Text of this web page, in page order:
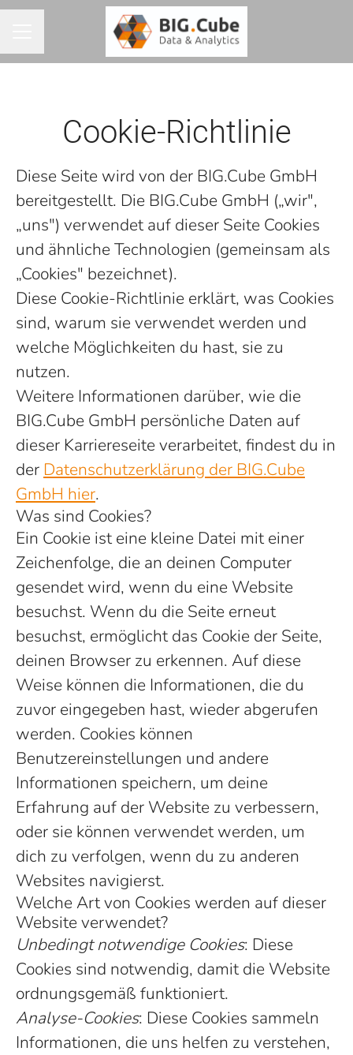
Cookie-Richtlinie
Diese Seite wird von der BIG.Cube GmbH
bereitgestellt. Die BIG.Cube GmbH („wir",
„uns") verwendet auf dieser Seite Cookies
und ähnliche Technologien (gemeinsam als
„Cookies" bezeichnet).
Diese Cookie-Richtlinie erklärt, was Cookies
sind, warum sie verwendet werden und
welche Möglichkeiten du hast, sie zu
nutzen.
Weitere Informationen darüber, wie die
BIG.Cube GmbH persönliche Daten auf
dieser Karriereseite verarbeitet, findest du in
der Datenschutzerklärung der BIG.Cube
GmbH hier.
Was sind Cookies?
Ein Cookie ist eine kleine Datei mit einer
Zeichenfolge, die an deinen Computer
gesendet wird, wenn du eine Website
besuchst. Wenn du die Seite erneut
besuchst, ermöglicht das Cookie der Seite,
deinen Browser zu erkennen. Auf diese
Weise können die Informationen, die du
zuvor eingegeben hast, wieder abgerufen
werden. Cookies können
Benutzereinstellungen und andere
Informationen speichern, um deine
Erfahrung auf der Website zu verbessern,
oder sie können verwendet werden, um
dich zu verfolgen, wenn du zu anderen
Websites navigierst.
Welche Art von Cookies werden auf dieser
Website verwendet?
Unbedingt notwendige Cookies: Diese
Cookies sind notwendig, damit die Website
ordnungsgemäß funktioniert.
Analyse-Cookies: Diese Cookies sammeln
Informationen, die uns helfen zu verstehen,